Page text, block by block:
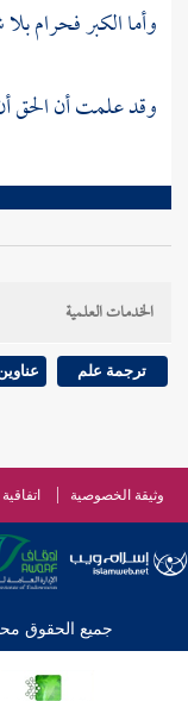
وأما الكبر فحرام
وقد علمت أن الحق
الخدمات العلمية
ترجمة علم
وثيقة الخصوصية
جميع الحقوق محفوظة © 2026 -